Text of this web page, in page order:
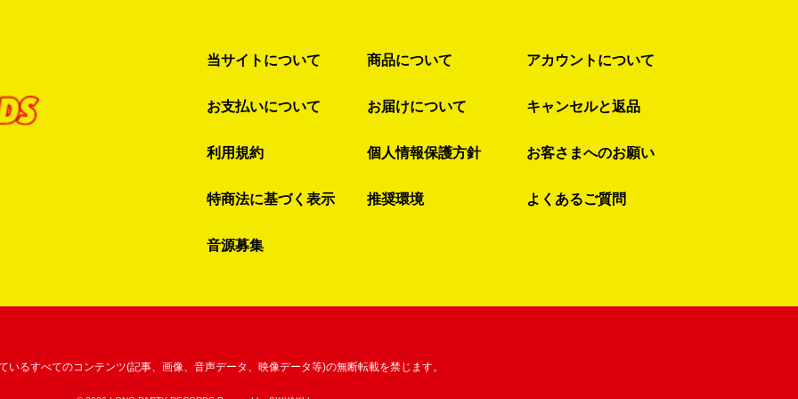
当サイトについて 商品について アカウントについて
お支払いについて お届けについて キャンセルと返品
利用規約 個人情報保護方針 お客さまへのお願い
特商法に基づく表示 推奨環境 よくあるご質問
音源募集
いるすべてのコンテンツ(記事、画像、音声データ、映像データ等)の無断転載を禁じます。